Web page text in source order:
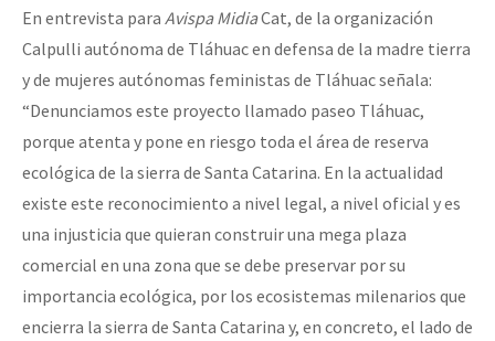
En entrevista para Avispa MidiaCat, de la organización
Calpulli autónoma de Tláhuac en defensa de la madre tierra
y de mujeres autónomas feministas de Tláhuac señala:
“Denunciamos este proyecto llamado paseo Tláhuac,
porque atenta y pone en riesgo toda el área de reserva
ecológica de la sierra de Santa Catarina. En la actualidad
existe este reconocimiento a nivel legal, a nivel oficial y es
una injusticia que quieran construir una mega plaza
comercial en una zona que se debe preservar por su
importancia ecológica, por los ecosistemas milenarios que
encierra la sierra de Santa Catarina y, en concreto, el lado de